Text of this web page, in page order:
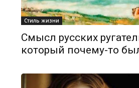
Стиль жизни
Смысл русских
который почему-то